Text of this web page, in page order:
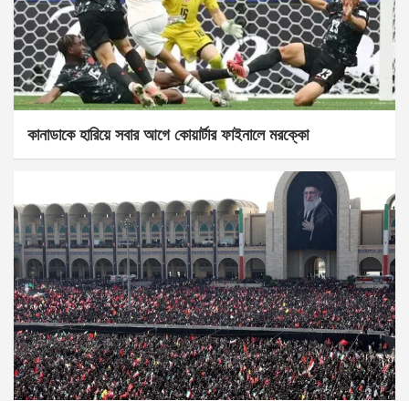
কানাডাকে হারিয়ে সবার আগে কোয়ার্টার ফাইনালে মরক্কো